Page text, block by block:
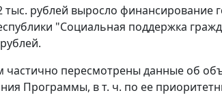
тыс. рублей выросло финансирование
"Социальная поддержка
частично пересмотрены данные об
Программы, в т. ч. по ее